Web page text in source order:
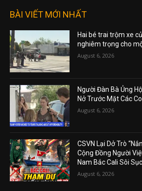
BÀI VIẾT MỚI NHẤT
Hai bé trai trộm xe
nghiêm trọng cho
August 6, 2026
Người Đàn Bà Ủng
Nở Trước Mặt Các
August 6, 2026
CSVN Lại Dở Trò
Cộng Đồng Người
Nam Bắc Cali Sôi
August 6, 2026